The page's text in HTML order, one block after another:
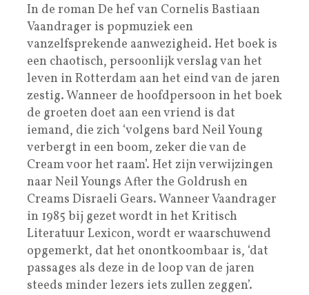
In de roman De hef van Cornelis Bastiaan
Vaandrager is popmuziek een
vanzelfsprekende aanwezigheid. Het boek is
een chaotisch, persoonlijk verslag van het
leven in Rotterdam aan het eind van de jaren
zestig. Wanneer de hoofdpersoon in het boek
de groeten doet aan een vriend is dat
iemand, die zich ‘volgens bard Neil Young
verbergt in een boom, zeker die van de
Cream voor het raam’. Het zijn verwijzingen
naar Neil Youngs After the Goldrush en
Creams Disraeli Gears. Wanneer Vaandrager
in 1985 bij gezet wordt in het Kritisch
Literatuur Lexicon, wordt er waarschuwend
opgemerkt, dat het onontkoombaar is, ‘dat
passages als deze in de loop van de jaren
steeds minder lezers iets zullen zeggen’.